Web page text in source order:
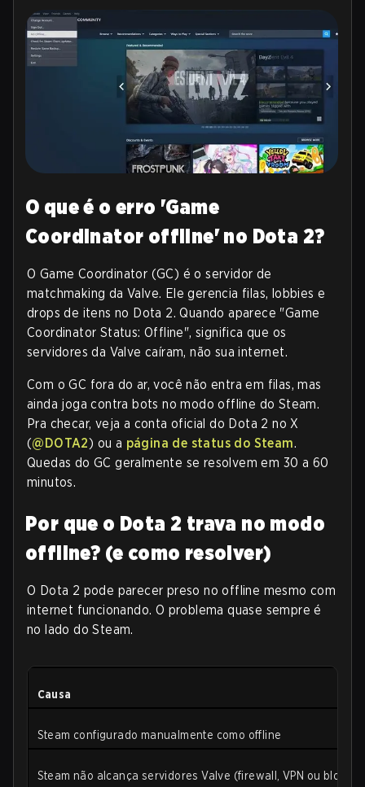
O que é o erro 'Game
Coordinator offline' no Dota 2?
O Game Coordinator (GC) é o servidor de
matchmaking da Valve. Ele gerencia filas, lobbies e
drops de itens no Dota 2. Quando aparece "Game
Coordinator Status: Offline", significa que os
servidores da Valve caíram, não sua internet.
Com o GC fora do ar, você não entra em filas, mas
ainda joga contra bots no modo offline do Steam.
Pra checar, veja a conta oficial do Dota 2 no X
(@DOTA2) ou a página de status do Steam.
Quedas do GC geralmente se resolvem em 30 a 60
minutos.
Por que o Dota 2 trava no modo
offline? (e como resolver)
O Dota 2 pode parecer preso no offline mesmo com
internet funcionando. O problema quase sempre é
no lado do Steam.
Causa
Steam configurado manualmente como offline
Steam não alcança servidores Valve (firewall, VPN ou